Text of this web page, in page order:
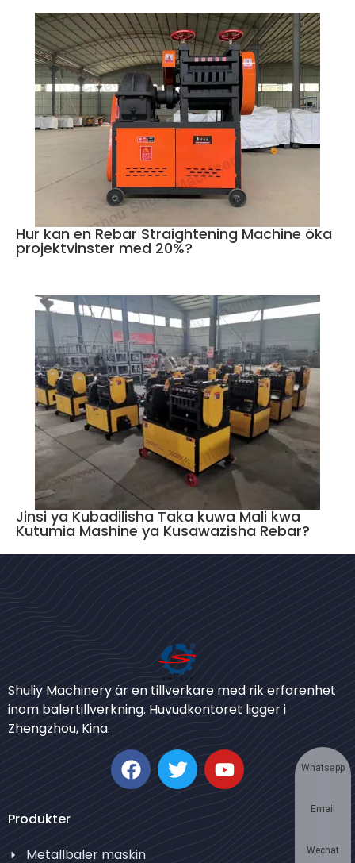
Hur kan en Rebar Straightening Machine öka
projektvinster med 20%?
Jinsi ya Kubadilisha Taka kuwa Mali kwa
Kutumia Mashine ya Kusawazisha Rebar?
Shuliy Machinery är en tillverkare med rik erfarenhet
inom balertillverkning. Huvudkontoret ligger i
Zhengzhou, Kina.
Produkter
Metallbaler maskin
Thai
German
Japanese
Urdu
Whatsapp
Email
Wechat